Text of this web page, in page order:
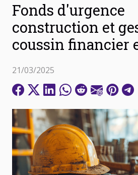
Fonds d'urgence
construction et
coussin financier
21/03/2025